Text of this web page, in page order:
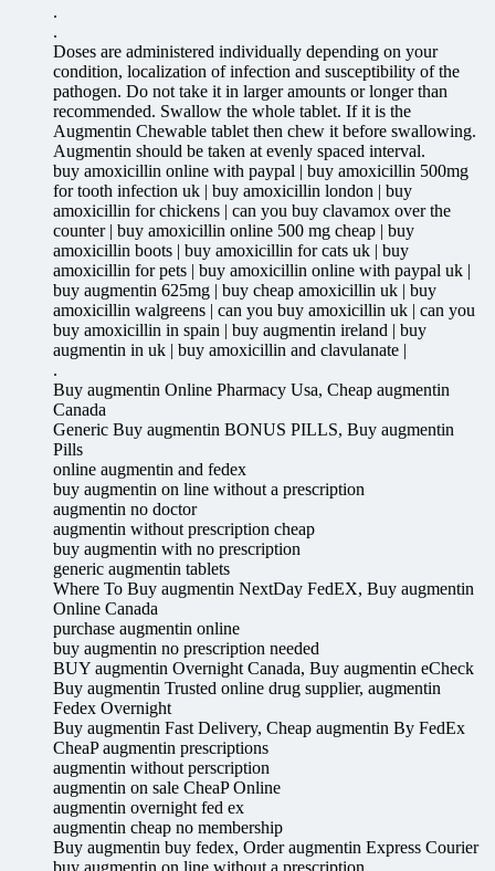
.
.
Doses are administered individually depending on your
condition, localization of infection and susceptibility of the
pathogen. Do not take it in larger amounts or longer than
recommended. Swallow the whole tablet. If it is the
Augmentin Chewable tablet then chew it before swallowing.
Augmentin should be taken at evenly spaced interval.
buy amoxicillin online with paypal | buy amoxicillin 500mg
for tooth infection uk | buy amoxicillin london | buy
amoxicillin for chickens | can you buy clavamox over the
counter | buy amoxicillin online 500 mg cheap | buy
amoxicillin boots | buy amoxicillin for cats uk | buy
amoxicillin for pets | buy amoxicillin online with paypal uk |
buy augmentin 625mg | buy cheap amoxicillin uk | buy
amoxicillin walgreens | can you buy amoxicillin uk | can you
buy amoxicillin in spain | buy augmentin ireland | buy
augmentin in uk | buy amoxicillin and clavulanate |
.
Buy augmentin Online Pharmacy Usa, Cheap augmentin
Canada
Generic Buy augmentin BONUS PILLS, Buy augmentin
Pills
online augmentin and fedex
buy augmentin on line without a prescription
augmentin no doctor
augmentin without prescription cheap
buy augmentin with no prescription
generic augmentin tablets
Where To Buy augmentin NextDay FedEX, Buy augmentin
Online Canada
purchase augmentin online
buy augmentin no prescription needed
BUY augmentin Overnight Canada, Buy augmentin eCheck
Buy augmentin Trusted online drug supplier, augmentin
Fedex Overnight
Buy augmentin Fast Delivery, Cheap augmentin By FedEx
CheaP augmentin prescriptions
augmentin without perscription
augmentin on sale CheaP Online
augmentin overnight fed ex
augmentin cheap no membership
Buy augmentin buy fedex, Order augmentin Express Courier
buy augmentin on line without a prescription